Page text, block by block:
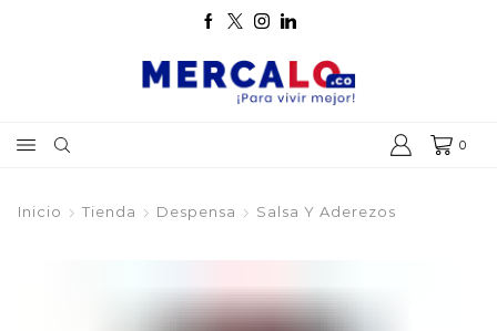
0
Inicio Tienda Despensa Salsa Y Aderezos